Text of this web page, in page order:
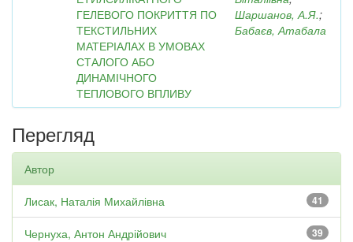
ГЕЛЕВОГО ПОКРИТТЯ ПО
ТЕКСТИЛЬНИХ
МАТЕРІАЛАХ В УМОВАХ
СТАЛОГО АБО
ДИНАМІЧНОГО
ТЕПЛОВОГО ВПЛИВУ
Шаршанов, А.Я.;
Бабаєв, Атабала
Перегляд
Автор
41
Лисак, Наталія Михайлівна
39
Чернуха, Антон Андрійович